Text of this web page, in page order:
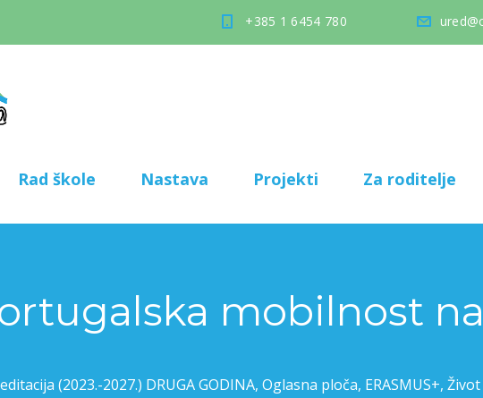
+385 1 6454 780
Rad škole Nastava Projekti Za roditelje
mobilnost
(2023.-2027.) DRUGA GODINA, Oglasna ploča, ERASMUS+,